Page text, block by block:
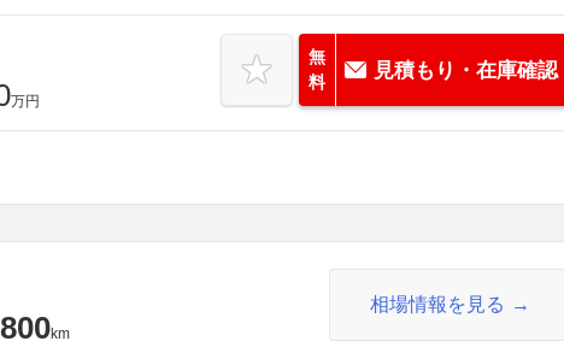
万円
無
料
見積もり・在庫確認
km
相場情報を見る